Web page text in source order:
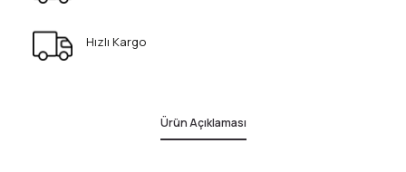
Hızlı Kargo
Ürün Açıklaması